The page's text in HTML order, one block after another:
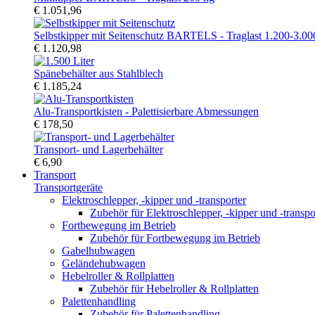
€ 1.051,96
Selbstkipper mit Seitenschutz BARTELS - Traglast 1.200-
€ 1.120,98
Spänebehälter aus Stahlblech
€ 1.185,24
Alu-Transportkisten - Palettisierbare Abmessungen
€ 178,50
Transport- und Lagerbehälter
€ 6,90
Transport
Transportgeräte
Elektroschlepper, -kipper und -transporter
Zubehör für Elektroschlepper, -kipper und -
Fortbewegung im Betrieb
Zubehör für Fortbewegung im Betrieb
Gabelhubwagen
Geländehubwagen
Hebelroller & Rollplatten
Zubehör für Hebelroller & Rollplatten
Palettenhandling